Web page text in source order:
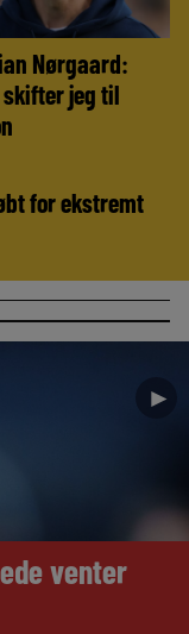
Nørgaard:
skifter jeg til
for ekstremt
►
venter